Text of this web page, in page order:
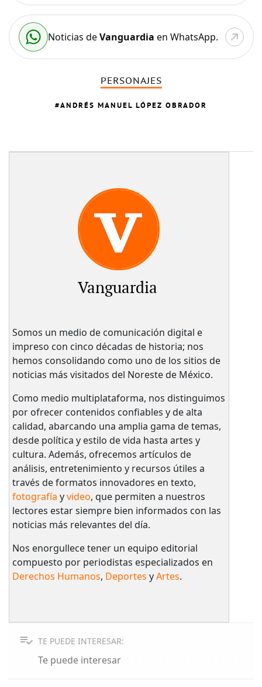
Noticias deVanguardia en WhatsApp.
PERSONAJES
ANDRÉS MANUEL LÓPEZ OBRADOR
Vanguardia
Somos un medio de comunicación digital e
impreso con cinco décadas de historia; nos
hemos consolidando como uno de los sitios de
noticias más visitados del Noreste de México.
Como medio multiplataforma, nos distinguimos
por ofrecer contenidos confiables y de alta
calidad, abarcando una amplia gama de temas,
desde política y estilo de vida hasta artes y
cultura. Además, ofrecemos artículos de
análisis, entretenimiento y recursos útiles a
través de formatos innovadores en texto,
fotografía yvideo, que permiten a nuestros
lectores estar siempre bien informados con las
noticias más relevantes del día.
Nos enorgullece tener un equipo editorial
compuesto por periodistas especializados en
Derechos Humanos, Deportes yArtes.
TE PUEDE INTERESAR:
Te puede interesar